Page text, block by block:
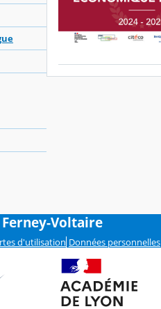
Voltaire
d'utilisation Données personnelles